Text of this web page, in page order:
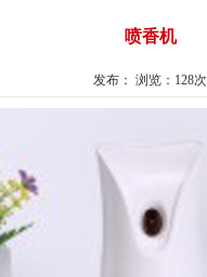
喷香机
发布： 浏览： 128次